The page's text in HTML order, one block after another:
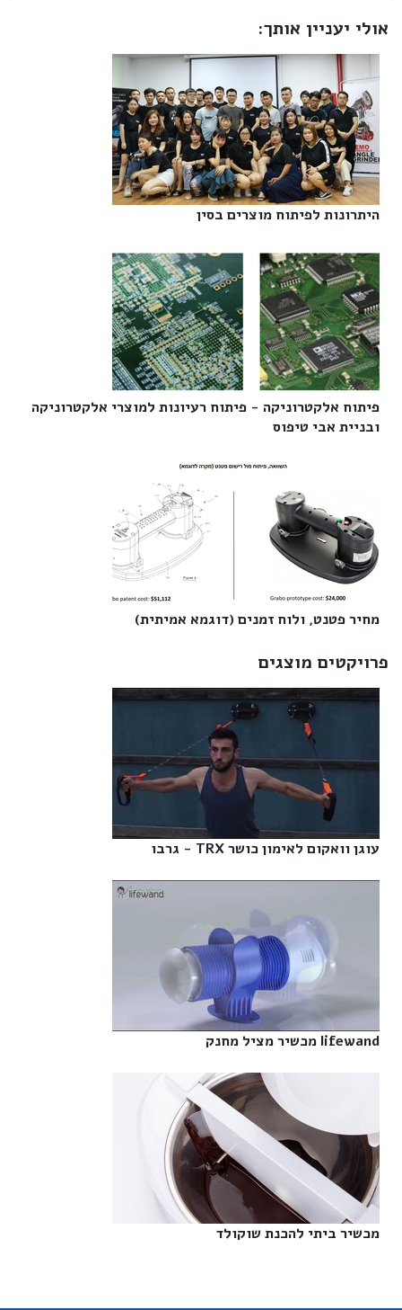
אולי יעניין אותך:
היתרונות לפיתוח מוצרים בסין‎
פיתוח אלקטרוניקה - פיתוח רעיונות למוצרי אלקטרוניקה
ובניית אבי טיפוס‎
מחיר פטנט, ולוח זמנים (דוגמא אמיתית)‎
פרויקטים מוצגים
עוגן וואקום לאימון כושר TRX - גרבו‎
lifewand מכשיר מציל מחנק‎
מכשיר ביתי להכנת שוקולד‎